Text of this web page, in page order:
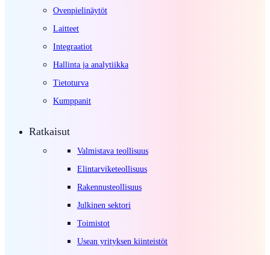
Ovenpielinäytöt
Laitteet
Integraatiot
Hallinta ja analytiikka
Tietoturva
Kumppanit
Ratkaisut
Valmistava teollisuus
Elintarviketeollisuus
Rakennusteollisuus
Julkinen sektori
Toimistot
Usean yrityksen kiinteistöt